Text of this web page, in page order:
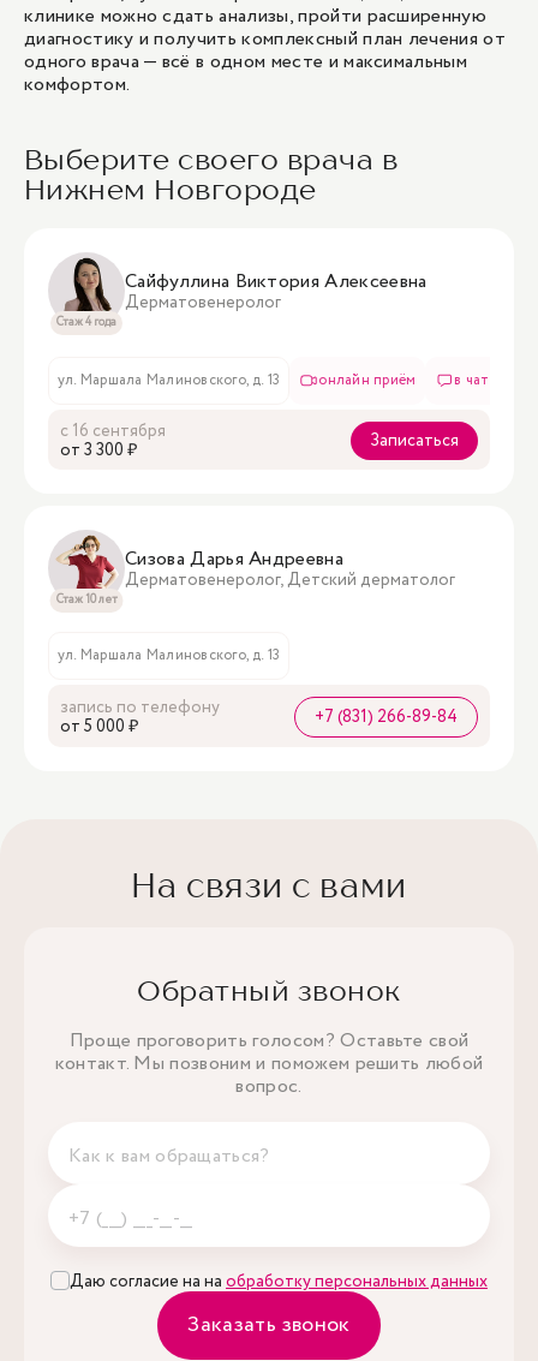
клинике можно сдать анализы, пройти расширенную
диагностику и получить комплексный план лечения от
одного врача — всё в одном месте и максимальным
комфортом.
Выберите своего врача в
Нижнем Новгороде
Стаж 4 года
Сайфуллина Виктория Алексеевна
Дерматовенеролог
ул. Маршала Малиновского, д. 13 онлайн приём в чате
с 16 сентября
oт 3 300 ₽
Записаться
Стаж 10 лет
Сизова Дарья Андреевна
Дерматовенеролог, Детский дерматолог
ул. Маршала Малиновского, д. 13
запись по телефону
oт 5 000 ₽
+7 (831) 266-89-84
На связи с вами
Обратный звонок
Проще проговорить голосом? Оставьте свой
контакт. Мы позвоним и поможем решить любой
вопрос.
Даю согласие на на обработку персональных данных
Заказать звонок